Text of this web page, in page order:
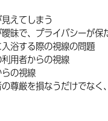
えてしまう
昧で、プライバシーが保
浴する際の視線の問題
用者からの視線
の視線
尊厳を損なうだけでなく